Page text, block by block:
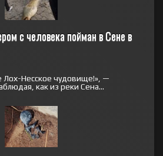
с человека пойман в Сене в
Лох-Несское чудовище!», —
как из реки Сена...